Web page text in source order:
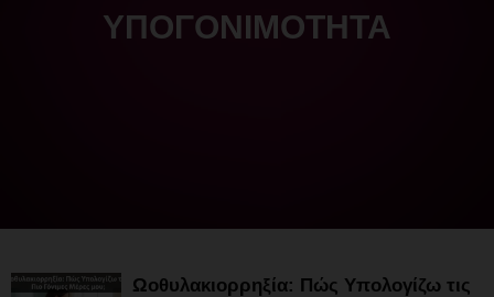
ΥΠΟΓΟΝΙΜΌΤΗΤΑ
Ωοθυλακιορρηξία: Πώς Υπολογίζω τις